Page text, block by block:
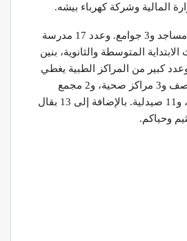
المالية وشركة كهرباء بيشه.
أما عن خدماته فهي 10 مساجد و3 جوامع. وعدد 17 مدرسة
الابتداية المتوسطة والثانوية، بنين
كبير من المراكز الطبية يغطي
معظم الحي مثل مستوصف و3 مراكز صحية، و2 مجمع
عيادات، وعيادات أطباء، و11 صيدلية. بالإضافة إلى 13 بقال
وحياكم.